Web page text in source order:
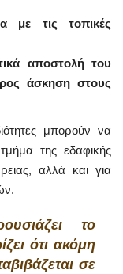
με τις τοπικές
αποστολή του
άσκηση στους
μπορούν να
της εδαφικής
αλλά και για
το
ότι ακόμη
σε